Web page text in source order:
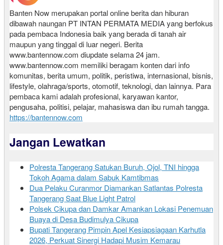
Banten Now merupakan portal online berita dan hiburan
dibawah naungan PT INTAN PERMATA MEDIA yang berfokus
pada pembaca Indonesia baik yang berada di tanah air
maupun yang tinggal di luar negeri. Berita
www.bantennow.com diupdate selama 24 jam.
www.bantennow.com memiliki beragam konten dari info
komunitas, berita umum, politik, peristiwa, internasional, bisnis,
lifestyle, olahraga/sports, otomotif, teknologi, dan lainnya. Para
pembaca kami adalah profesional, karyawan kantor,
pengusaha, politisi, pelajar, mahasiswa dan ibu rumah tangga.
https://bantennow.com
Jangan Lewatkan
Polresta Tangerang Satukan Buruh, Ojol, TNI hingga
Tokoh Agama dalam Sabuk Kamtibmas
Dua Pelaku Curanmor Diamankan Satlantas Polresta
Tangerang Saat Blue Light Patrol
Polsek Cikupa dan Damkar Amankan Lokasi Penemuan
Buaya di Desa Budimulya Cikupa
Bupati Tangerang Pimpin Apel Kesiapsiagaan Karhutla
2026, Perkuat Sinergi Hadapi Musim Kemarau